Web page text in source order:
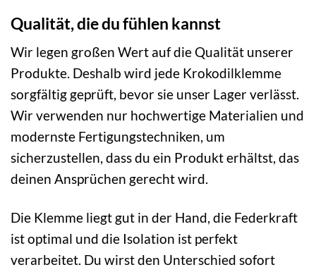
Qualität, die du fühlen kannst
Wir legen großen Wert auf die Qualität unserer
Produkte. Deshalb wird jede Krokodilklemme
sorgfältig geprüft, bevor sie unser Lager verlässt.
Wir verwenden nur hochwertige Materialien und
modernste Fertigungstechniken, um
sicherzustellen, dass du ein Produkt erhältst, das
deinen Ansprüchen gerecht wird.
Die Klemme liegt gut in der Hand, die Federkraft
ist optimal und die Isolation ist perfekt
verarbeitet. Du wirst den Unterschied sofort